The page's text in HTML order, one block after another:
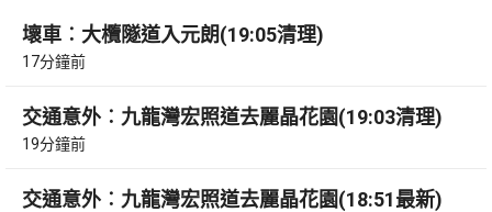
壞車︰大欖隧道入元朗(19:05清理)
17分鐘前
交通意外︰九龍灣宏照道去麗晶花園(19:03清理)
19分鐘前
交通意外︰九龍灣宏照道去麗晶花園(18:51最新)